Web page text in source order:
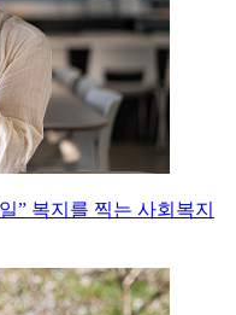
” 복지를 찍는 사회복지